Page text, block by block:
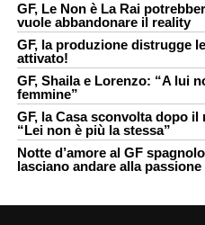
GF, Le Non è La Rai
vuole abbandonare il reality
GF, la produzione distrugge
attivato!
GF, Shaila e Lorenzo: “A lui
femmine”
GF, la Casa sconvolta dopo
“Lei non è più la stessa”
Notte d’amore al GF
lasciano andare alla passione